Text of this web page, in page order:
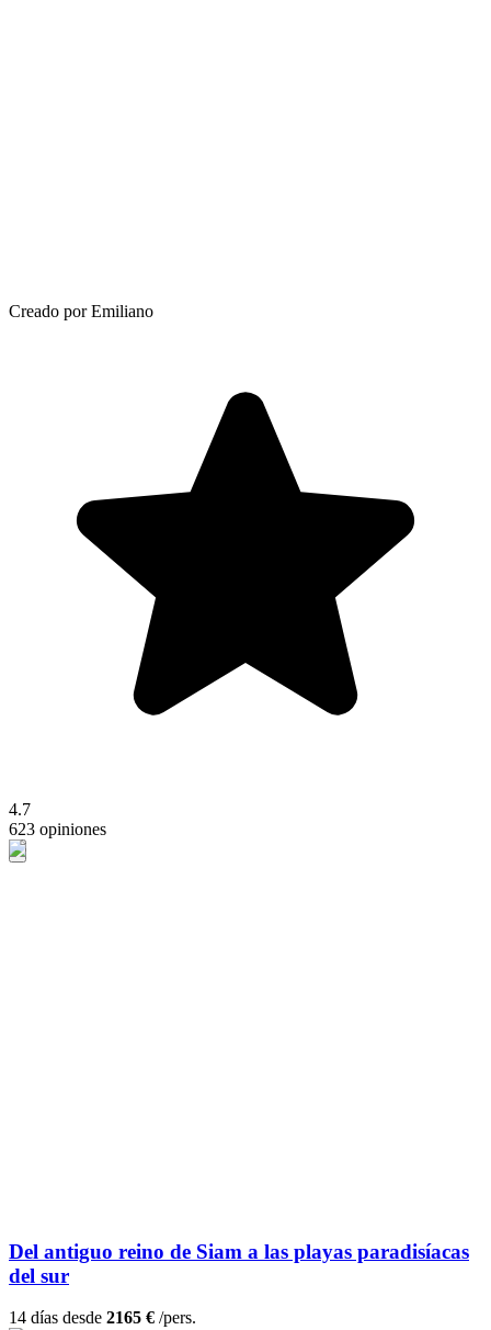
Creado por Emiliano
4.7
623 opiniones
Del antiguo reino de Siam a las playas paradisíacas
del sur
14 días desde 2165 € /pers.